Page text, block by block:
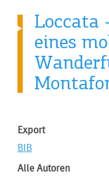
Loccata
eines
Export
BIB
Alle Autoren